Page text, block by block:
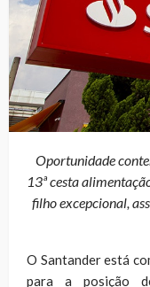
Oportunidade
13ª cesta
filho excepcional,
O Santander está
para a posição